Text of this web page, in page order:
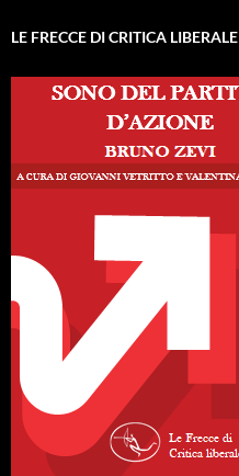
LE FRECCE DI CRITICA LIBERALE